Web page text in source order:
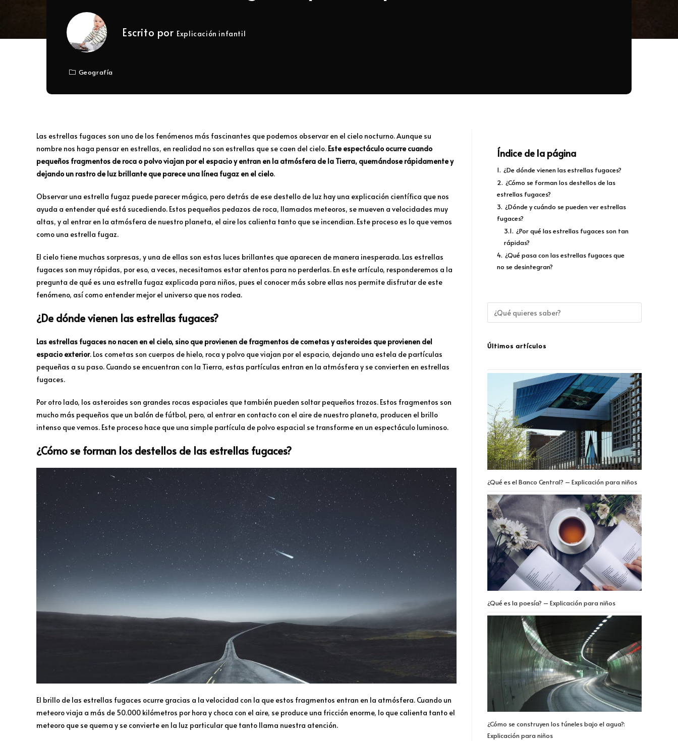
Escrito por Explicación infantil
Geografía
Las estrellas fugaces son uno de los fenómenos más fascinantes que podemos observar en el cielo nocturno. Aunque su
nombre nos haga pensar en estrellas, en realidad no son estrellas que se caen del cielo. Este espectáculo ocurre cuando
pequeños fragmentos de roca o polvo viajan por el espacio y entran en la atmósfera de la Tierra, quemándose rápidamente y
dejando un rastro de luz brillante que parece una línea fugaz en el cielo.
Observar una estrella fugaz puede parecer mágico, pero detrás de ese destello de luz hay una explicación científica que nos
ayuda a entender qué está sucediendo. Estos pequeños pedazos de roca, llamados meteoros, se mueven a velocidades muy
altas, y al entrar en la atmósfera de nuestro planeta, el aire los calienta tanto que se incendian. Este proceso es lo que vemos
como una estrella fugaz.
El cielo tiene muchas sorpresas, y una de ellas son estas luces brillantes que aparecen de manera inesperada. Las estrellas
fugaces son muy rápidas, por eso, a veces, necesitamos estar atentos para no perderlas. En este artículo, responderemos a la
pregunta de qué es una estrella fugaz explicada para niños, pues el conocer más sobre ellas nos permite disfrutar de este
fenómeno, así como entender mejor el universo que nos rodea.
¿De dónde vienen las estrellas fugaces?
Las estrellas fugaces no nacen en el cielo, sino que provienen de fragmentos de cometas y asteroides que provienen del
espacio exterior. Los cometas son cuerpos de hielo, roca y polvo que viajan por el espacio, dejando una estela de partículas
pequeñas a su paso. Cuando se encuentran con la Tierra, estas partículas entran en la atmósfera y se convierten en estrellas
fugaces.
Por otro lado, los asteroides son grandes rocas espaciales que también pueden soltar pequeños trozos. Estos fragmentos son
mucho más pequeños que un balón de fútbol, pero, al entrar en contacto con el aire de nuestro planeta, producen el brillo
intenso que vemos. Este proceso hace que una simple partícula de polvo espacial se transforme en un espectáculo luminoso.
¿Cómo se forman los destellos de las estrellas fugaces?
El brillo de las estrellas fugaces ocurre gracias a la velocidad con la que estos fragmentos entran en la atmósfera. Cuando un
meteoro viaja a más de 50.000 kilómetros por hora y choca con el aire, se produce una fricción enorme, lo que calienta tanto el
meteoro que se quema y se convierte en la luz particular que tanto llama nuestra atención.
Índice de la página
1. ¿De dónde vienen las estrellas fugaces?
2. ¿Cómo se forman los destellos de las
estrellas fugaces?
3. ¿Dónde y cuándo se pueden ver estrellas
fugaces?
3.1. ¿Por qué las estrellas fugaces son tan
rápidas?
4. ¿Qué pasa con las estrellas fugaces que
no se desintegran?
Últimos artículos
¿Qué es el Banco Central? – Explicación para niños
¿Qué es la poesía? – Explicación para niños
¿Cómo se construyen los túneles bajo el agua?:
Explicación para niños